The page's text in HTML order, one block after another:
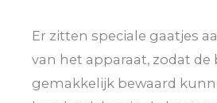
Er zitten speciale gaatjes
van het apparaat, zodat de
gemakkelijk bewaard